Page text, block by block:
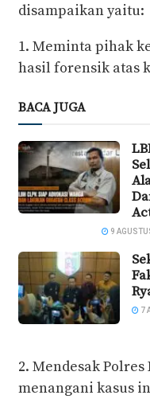
disampaikan yaitu:
1. Meminta pihak
hasil forensik atas
BACA JUGA
9
7
2. Mendesak
menangani kasus